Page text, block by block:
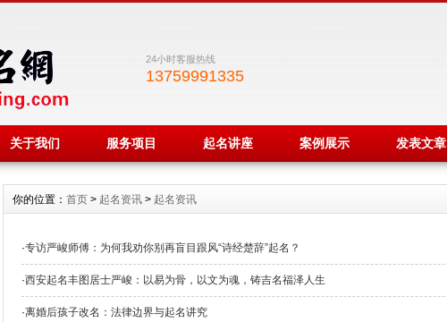
24小时客服热线
13759991335
关于我们 服务项目 起名讲座 案例展示 发表文章
你的位置： 首页 > 起名资讯 > 起名资讯
·专访严峻师傅：为何我劝你别再盲目跟风“诗经楚辞”起名？
·西安起名丰图居士严峻：以易为骨，以文为魂，铸吉名福泽人生
·离婚后孩子改名：法律边界与起名讲究